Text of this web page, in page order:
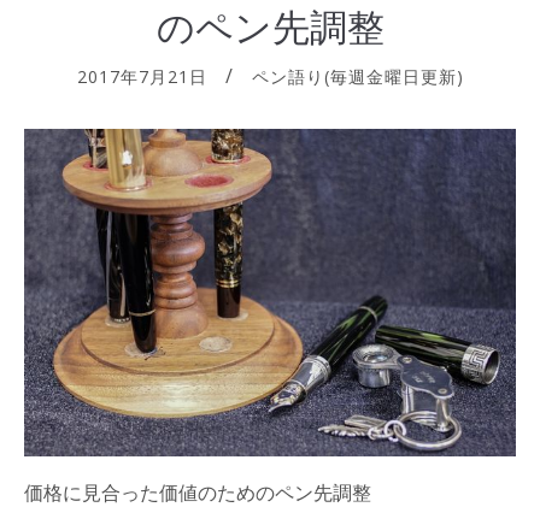
のペン先調整
2017年7月21日 ペン語り(毎週金曜日更新)
価格に見合った価値のためのペン先調整